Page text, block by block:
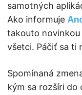
samotných
Ako informuje
takouto
všetci. Páčiť sa ti
Spomínaná
kým sa rozšíri do